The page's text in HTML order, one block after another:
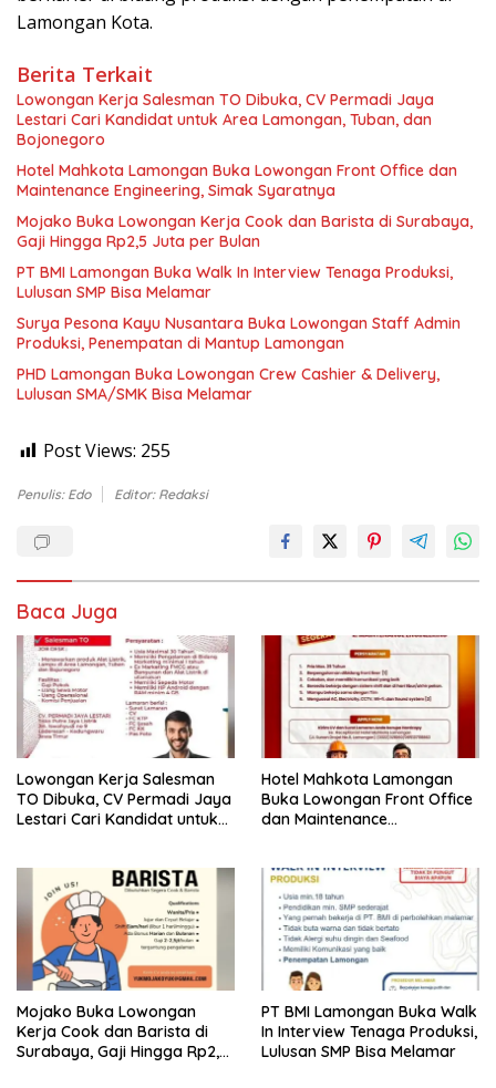
Lamongan Kota.
Berita Terkait
Lowongan Kerja Salesman TO Dibuka, CV Permadi Jaya
Lestari Cari Kandidat untuk Area Lamongan, Tuban, dan
Bojonegoro
Hotel Mahkota Lamongan Buka Lowongan Front Office dan
Maintenance Engineering, Simak Syaratnya
Mojako Buka Lowongan Kerja Cook dan Barista di Surabaya,
Gaji Hingga Rp2,5 Juta per Bulan
PT BMI Lamongan Buka Walk In Interview Tenaga Produksi,
Lulusan SMP Bisa Melamar
Surya Pesona Kayu Nusantara Buka Lowongan Staff Admin
Produksi, Penempatan di Mantup Lamongan
PHD Lamongan Buka Lowongan Crew Cashier & Delivery,
Lulusan SMA/SMK Bisa Melamar
Post Views: 255
Penulis: Edo Editor: Redaksi
Baca Juga
Lowongan Kerja Salesman
TO Dibuka, CV Permadi Jaya
Lestari Cari Kandidat untuk
Hotel Mahkota Lamongan
Buka Lowongan Front Office
dan Maintenance
Mojako Buka Lowongan
Kerja Cook dan Barista di
Surabaya, Gaji Hingga Rp2,5
PT BMI Lamongan Buka Walk
In Interview Tenaga Produksi,
Lulusan SMP Bisa Melamar